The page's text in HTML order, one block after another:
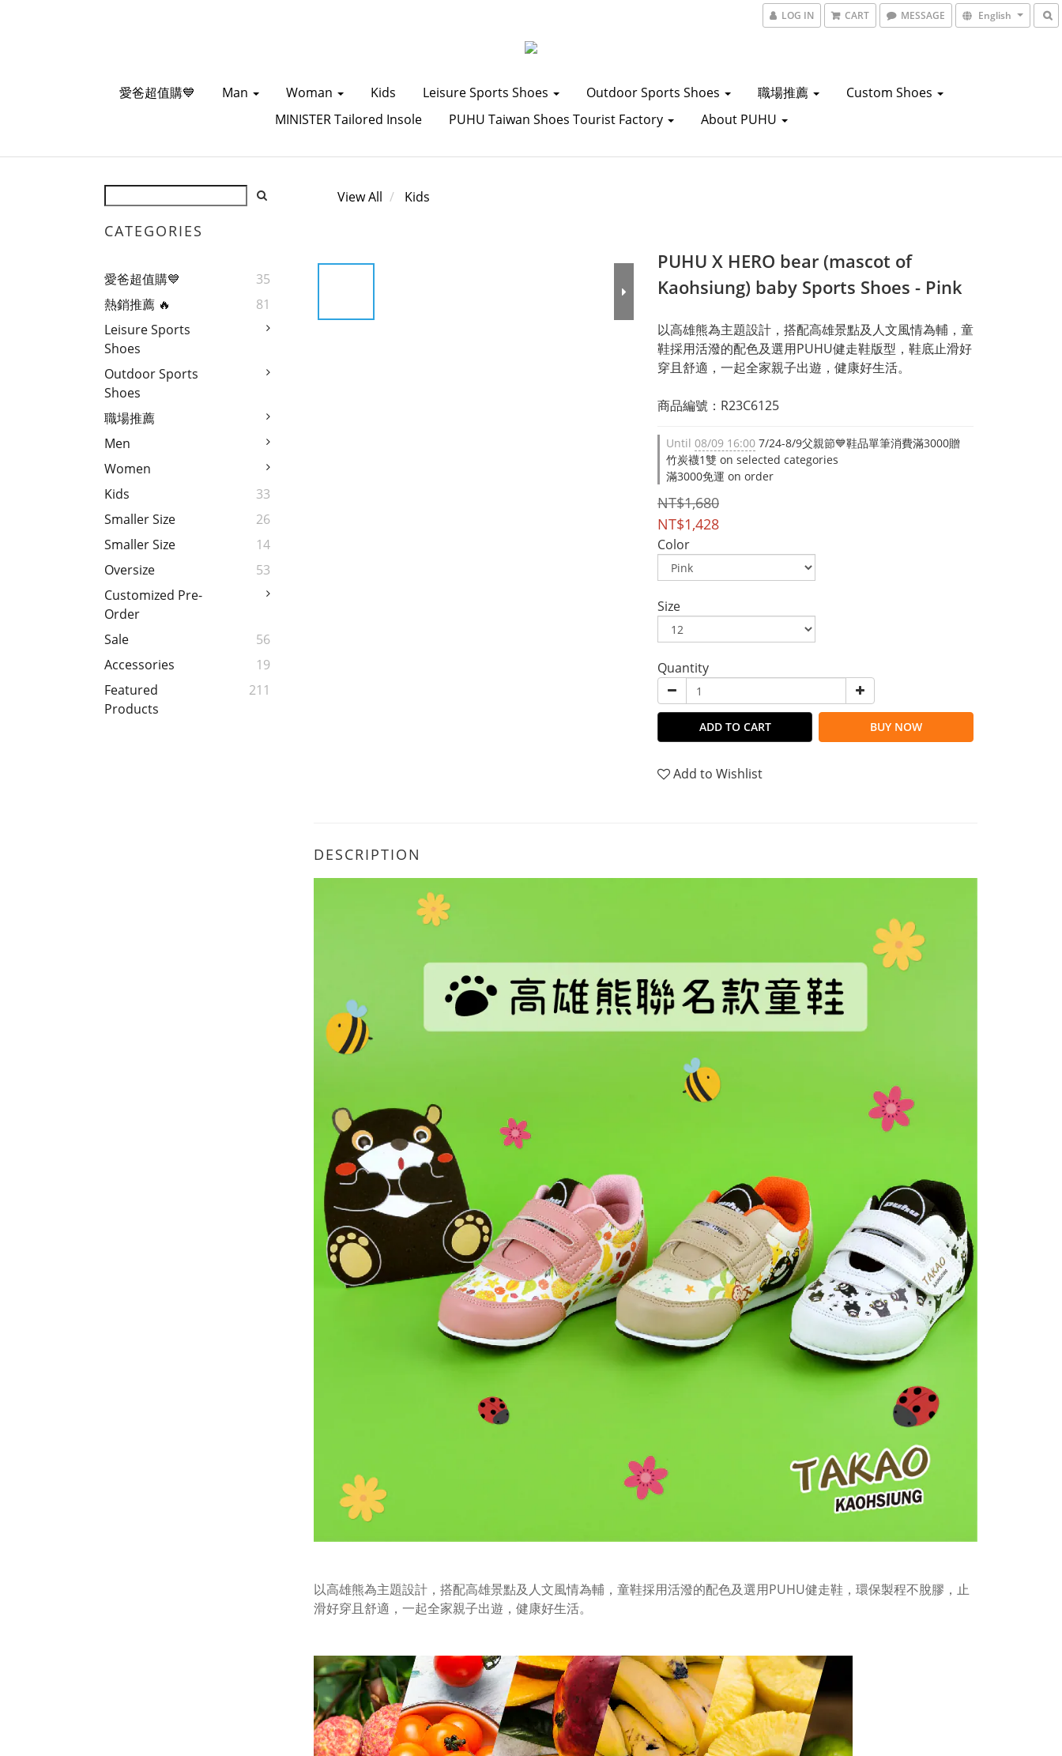
LOG IN CART MESSAGE English
愛爸超值購💙 Man Woman Kids Leisure Sports Shoes Outdoor Sports Shoes 職場推薦
Custom Shoes
MINISTER Tailored Insole
PUHU Taiwan Shoes Tourist Factory About PUHU
CATEGORIES
愛爸超值購💙
35
熱銷推薦 🔥
81
Leisure Sports
Shoes
Outdoor Sports
Shoes
職場推薦
Men
Women
Kids
33
Smaller Size
26
Smaller Size
14
Oversize
53
Customized Pre-
Order
Sale
56
Accessories
19
Featured
Products
211
View All Kids
PUHU X HERO bear (mascot of
Kaohsiung) baby Sports Shoes - Pink
以高雄熊為主題設計，搭配高雄景點及人文風情為輔，童
鞋採用活潑的配色及選用PUHU健走鞋版型，鞋底止滑好
穿且舒適，一起全家親子出遊，健康好生活。
商品編號：R23C6125
Until 08/09 16:00 7/24-8/9父親節💙鞋品單筆消費滿3000贈
竹炭襪1雙 on selected categories
滿3000免運 on order
NT$1,680
NT$1,428
Color
Size
Quantity
ADD TO CART BUY NOW
Add to Wishlist
DESCRIPTION
以高雄熊為主題設計，搭配高雄景點及人文風情為輔，童鞋採用活潑的配色及選用PUHU健走鞋，環保製程不脫膠，止
滑好穿且舒適，一起全家親子出遊，健康好生活。